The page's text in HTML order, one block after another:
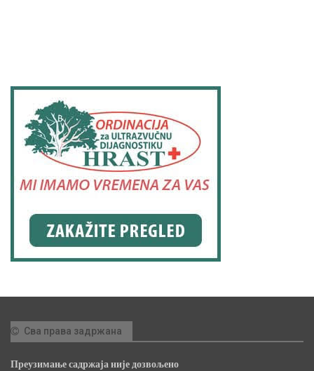
Сва права задржана
Преузимање садржаја није дозвољено